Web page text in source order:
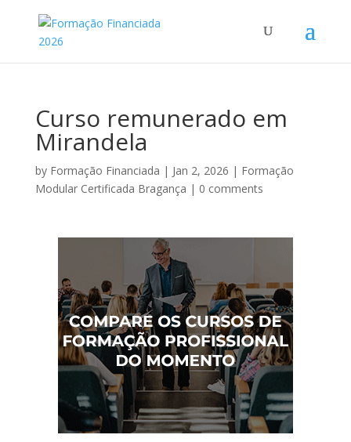
Curso remunerado em
Mirandela
by Formação Financiada | Jan 2, 2026 | Formação
Modular Certificada Bragança | 0 comments